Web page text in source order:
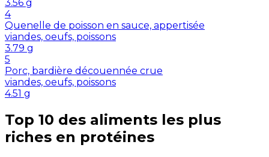
3.56 g
4
Quenelle de poisson en sauce, appertisée
viandes, oeufs, poissons
3.79 g
5
Porc, bardière découennée crue
viandes, oeufs, poissons
4.51 g
Top 10 des aliments les plus
riches en protéines